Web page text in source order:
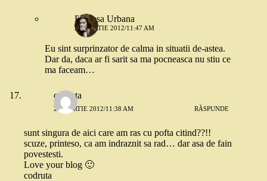
Printesa Urbana
22 MARTIE 2012/11:47 AM
Eu sint surprinzator de calma in situatii de-astea.
Dar da, daca ar fi sarit sa ma pocneasca nu stiu ce
ma faceam…
codruta
22 MARTIE 2012/11:38 AM RĂSPUNDE
sunt singura de aici care am ras cu pofta citind??!!
scuze, printeso, ca am indraznit sa rad… dar asa de fain
povestesti.
Love your blog 🙂
codruta